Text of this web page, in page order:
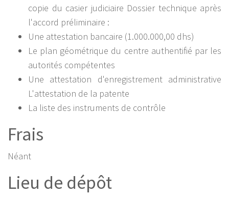
copie du casier judiciaire Dossier technique après
l'accord préliminaire :
Une attestation bancaire (1.000.000,00 dhs)
Le plan géométrique du centre authentifié par les
autorités compétentes
Une attestation d'enregistrement administrative
L'attestation de la patente
La liste des instruments de contrôle
Frais
Néant
Lieu de dépôt